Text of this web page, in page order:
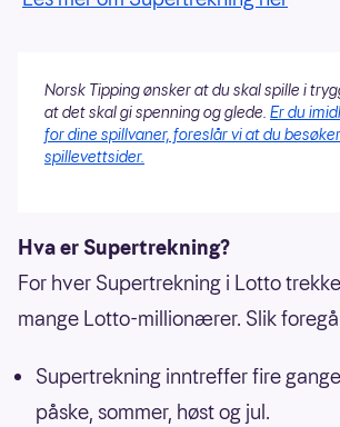
Norsk Tipping ønsker at du skal spille i
at det skal gi spenning og glede. Er du
for dine spillvaner, foreslår vi at du
spillevettsider.
Hva er Supertrekning?
For hver Supertrekning i Lotto
mange Lotto-millionærer. Slik
Supertrekning inntreffer fire
påske, sommer, høst og jul.